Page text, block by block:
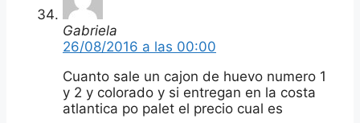
Gabriela
26/08/2016 a las 00:00
Cuanto sale un cajon de huevo numero 1
y 2 y colorado y si entregan en la costa
atlantica po palet el precio cual es